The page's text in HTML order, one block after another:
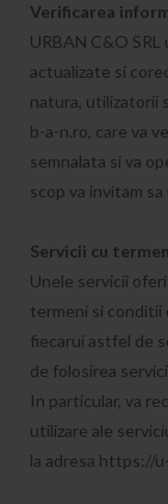
Verificarea
URBAN C&O
actualizate si
natura, utilizatorii
b-a-n.ro, care va
semnalata si va
scop va invitam
Servicii cu
Unele servicii
termeni si conditii
fiecarui astfel de
de folosirea
In particular, va
utilizare ale
la adresa https://